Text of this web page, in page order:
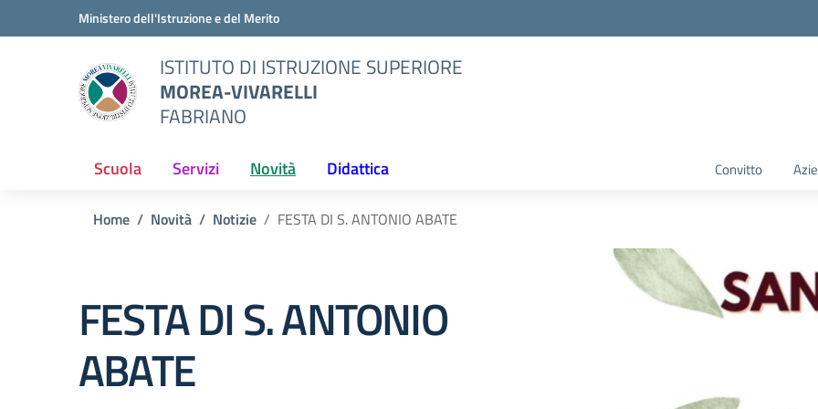
Vai ai contenuti
Vai al menu di navigazioneMinistero dell'Istruzione e del Merito
ISTITUTO DI ISTRUZIONE SUPERIORE
MOREA-VIVARELLI
FABRIANO
Scuola Servizi Novità Didattica Convitto
Home Novità Notizie FESTA DI S. ANTONIO ABATE
FESTA DI S. ANTONIO
ABATE